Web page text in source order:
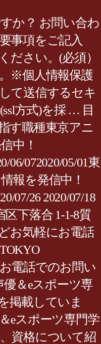
か？ お問い合わ
事項をご記入
ださい。(必須）
※個人情報保護
て送信するセキ
方式)を採 … 目
す職種東京アニ
中！
06/072020/05/01東
報を発信中！
07/26 2020/07/18
下落合 1-1-8質
お気軽にお電話
電話でのお問い
＆eスポーツ専
掲載していま
eスポーツ専門学
資格について紹